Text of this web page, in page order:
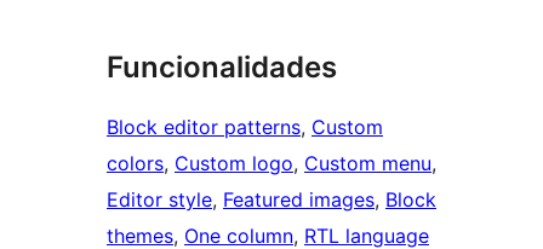
Funcionalidades
Block editor patterns, Custom
colors, Custom logo, Custom menu
Editor style, Featured images, Block
themes, One column, RTL language